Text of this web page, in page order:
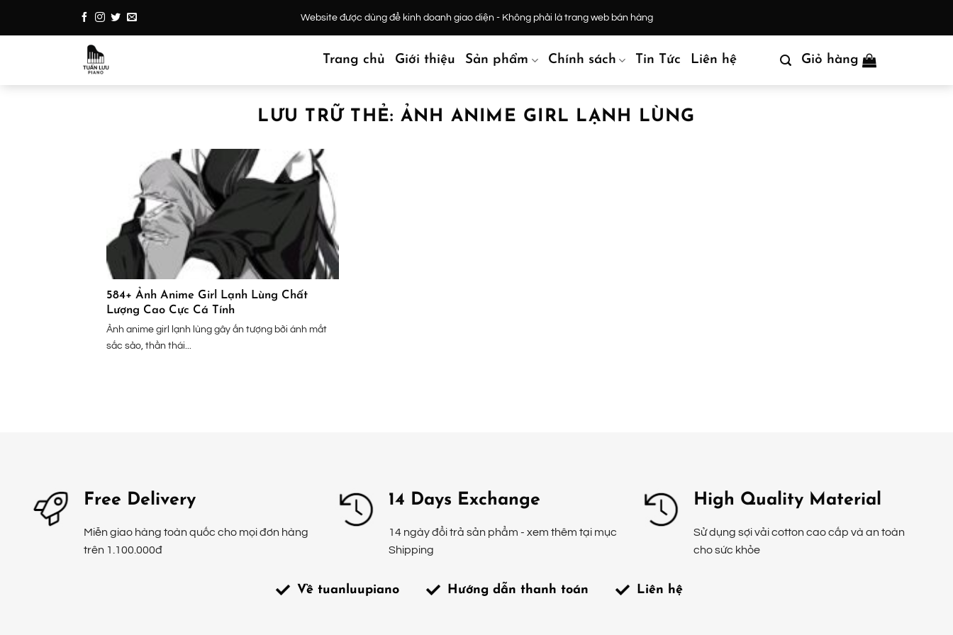
Website được dùng để kinh doanh giao diện - Không phải là trang web bán hàng
Trang chủ Giới thiệu Sản phẩm Chính sách Tin Tức Liên hệ Giỏ hàng
LƯU TRỮ THẺ: ẢNH ANIME GIRL LẠNH LÙNG
584+ Ảnh Anime Girl Lạnh Lùng Chất
Lượng Cao Cực Cá Tính
Ảnh anime girl lạnh lùng gây ấn tượng bởi ánh mắt
sắc sảo, thần thái...
Free Delivery
Miễn giao hàng toàn quốc cho mọi đơn hàng
trên 1.100.000đ
14 Days Exchange
14 ngày đổi trả sản phẩm - xem thêm tại mục
Shipping
High Quality Material
Sử dụng sợi vải cotton cao cấp và an toàn
cho sức khỏe
Về tuanluupiano Hướng dẫn thanh toán Liên hệ